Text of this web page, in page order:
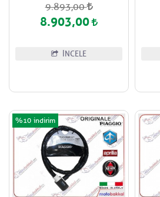
9.893,00
8.903,00
İNCELE
%10